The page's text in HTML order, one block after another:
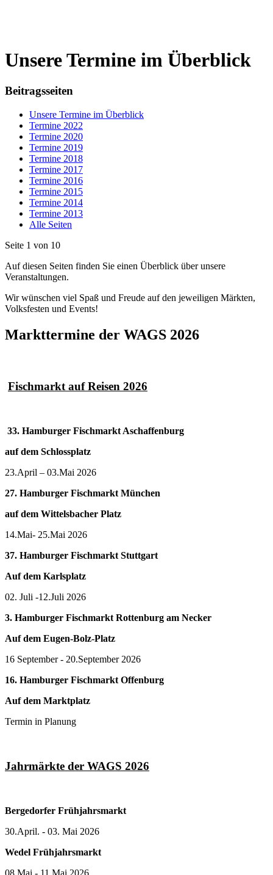
Unsere Termine im Überblick
Beitragsseiten
Unsere Termine im Überblick
Termine 2022
Termine 2020
Termine 2019
Termine 2018
Termine 2017
Termine 2016
Termine 2015
Termine 2014
Termine 2013
Alle Seiten
Seite 1 von 10
Auf diesen Seiten finden Sie einen Überblick über unsere
Veranstaltungen.
Wir wünschen viel Spaß und Freude auf den jeweiligen Märkten,
Volksfesten und Events!
Markttermine der WAGS 2026
Fischmarkt auf Reisen 2026
33. Hamburger Fischmarkt Aschaffenburg
auf dem Schlossplatz
23.April – 03.Mai 2026
27. Hamburger Fischmarkt München
auf dem Wittelsbacher Platz
14.Mai- 25.Mai 2026
37. Hamburger Fischmarkt Stuttgart
Auf dem Karlsplatz
02. Juli -12.Juli 2026
3. Hamburger Fischmarkt Rottenburg am Necker
Auf dem Eugen-Bolz-Platz
16 September - 20.September 2026
16. Hamburger Fischmarkt Offenburg
Auf dem Marktplatz
Termin in Planung
Jahrmärkte der WAGS 2026
Bergedorfer Frühjahrsmarkt
30.April. - 03. Mai 2026
Wedel Frühjahrsmarkt
08.Mai - 11.Mai 2026